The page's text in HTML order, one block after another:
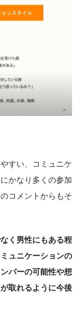
すい、コミュニケ
かなり多くの参加
コメントからもそ
く男性にもある程
ュニケーションの
バーの可能性や想
取れるように今後